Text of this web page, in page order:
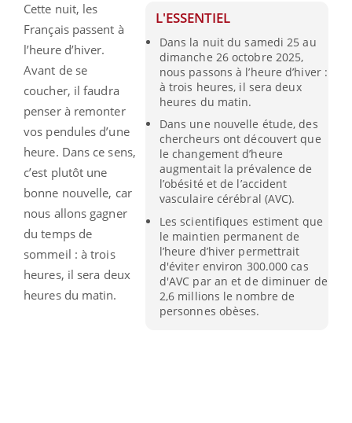
L'ESSENTIEL
Dans la nuit du samedi 25 au
dimanche 26 octobre 2025,
nous passons à l’heure d’hiver :
à trois heures, il sera deux
heures du matin.
Dans une nouvelle étude, des
chercheurs ont découvert que
le changement d’heure
augmentait la prévalence de
l’obésité et de l’accident
vasculaire cérébral (AVC).
Les scientifiques estiment que
le maintien permanent de
l’heure d’hiver permettrait
d'éviter environ 300.000 cas
d'AVC par an et de diminuer de
2,6 millions le nombre de
personnes obèses.
Cette nuit, les
Français passent à
l’heure d’hiver.
Avant de se
coucher, il faudra
penser à remonter
vos pendules d’une
heure. Dans ce sens,
c’est plutôt une
bonne nouvelle, car
nous allons gagner
du temps de
sommeil : à trois
heures, il sera deux
heures du matin.